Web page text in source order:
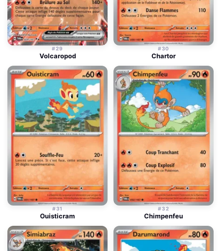
#29
Volcaropod
#30
Chartor
#31
Ouisticram
#32
Chimpenfeu